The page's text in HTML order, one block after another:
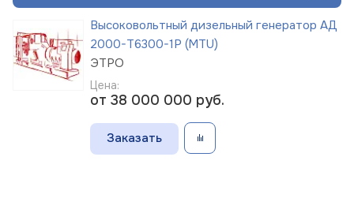
Высоковольтный дизельный генератор АД
2000-Т6300-1Р (MTU)
ЭТРО
Цена:
от 38 000 000 руб.
Заказать